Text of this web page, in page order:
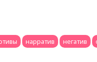
нарратив негатив